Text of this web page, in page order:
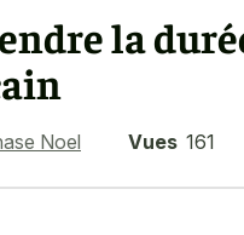
la
Noel Vues 161